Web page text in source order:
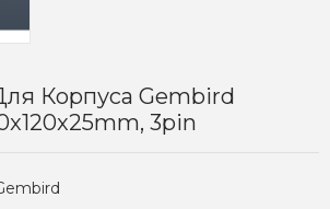
Корпуса Gembird
3pin